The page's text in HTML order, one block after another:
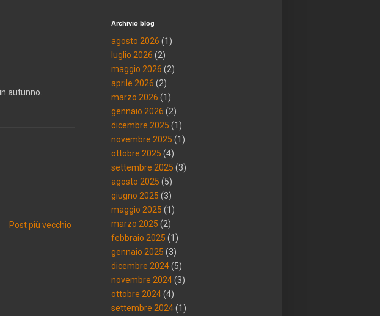
autunno.
Post più vecchio
Archivio blog
agosto 2026 (1)
luglio 2026 (2)
maggio 2026 (2)
aprile 2026 (2)
marzo 2026 (1)
gennaio 2026 (2)
dicembre 2025 (1)
novembre 2025 (1)
ottobre 2025 (4)
settembre 2025 (3)
agosto 2025 (5)
giugno 2025 (3)
maggio 2025 (1)
marzo 2025 (2)
febbraio 2025 (1)
gennaio 2025 (3)
dicembre 2024(5)
novembre 2024(3)
ottobre 2024(4)
settembre 2024(1)